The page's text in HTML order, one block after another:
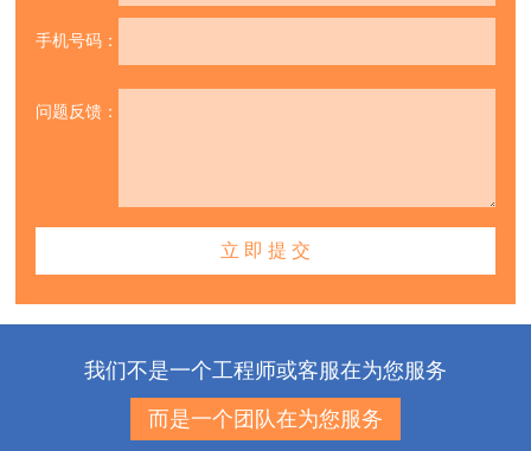
手机号码：
问题反馈：
我们不是一个工程师或客服在为您服务
而是一个团队在为您服务